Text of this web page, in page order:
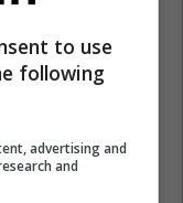
to use
following
advertising and
and